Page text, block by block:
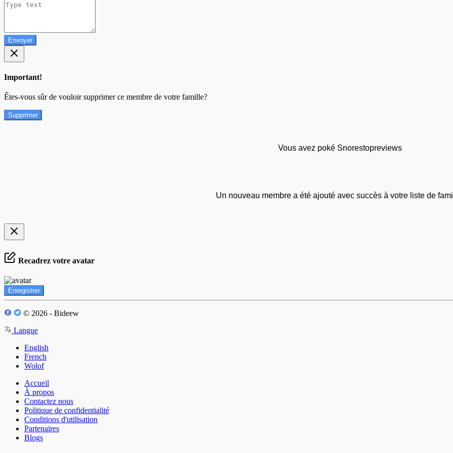
Envoyer
Important!
Êtes-vous sûr de vouloir supprimer ce membre de votre famille?
Supprimer
Vous avez poké Snorestopreviews
Un nouveau membre a été ajouté avec succès à votre liste de
Recadrez votre avatar
Enregistrer
© 2026 - Bideew
Langue
English
French
Wolof
Accueil
À propos
Contactez nous
Politique de confidentialité
Conditions d'utilisation
Partenaires
Blogs